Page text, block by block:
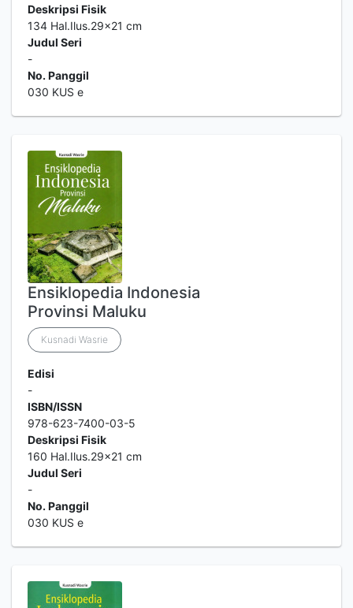
Deskripsi Fisik
134 Hal.Ilus.29x21 cm
Judul Seri
-
No. Panggil
030 KUS e
Ensiklopedia Indonesia
Provinsi Maluku
Kusnadi Wasrie
Edisi
-
ISBN/ISSN
978-623-7400-03-5
Deskripsi Fisik
160 Hal.Ilus.29x21 cm
Judul Seri
-
No. Panggil
030 KUS e